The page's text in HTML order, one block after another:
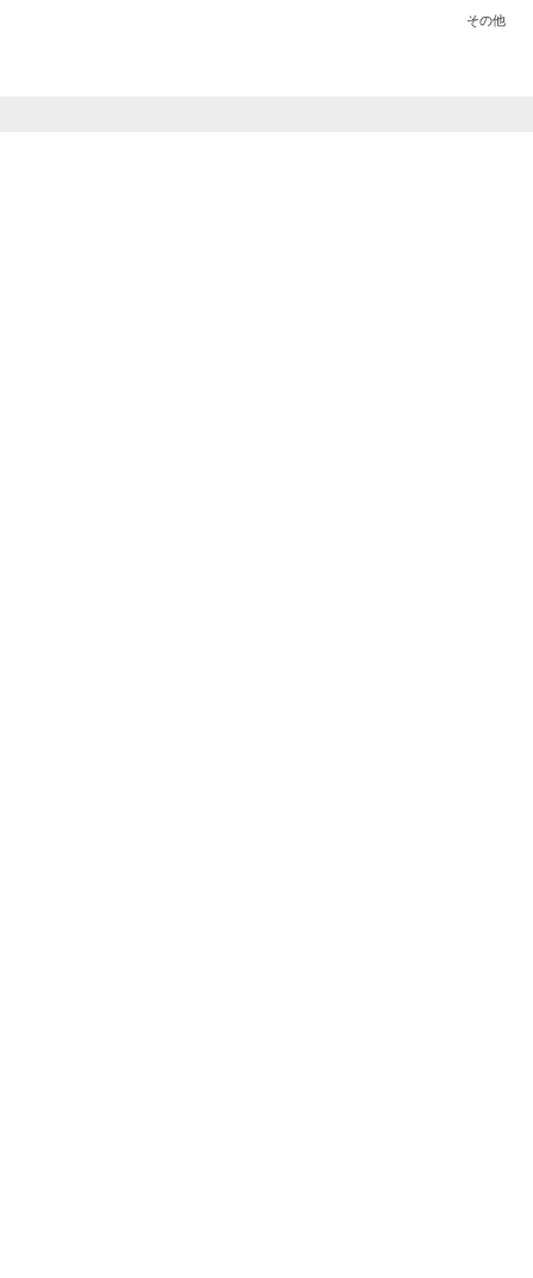
その他